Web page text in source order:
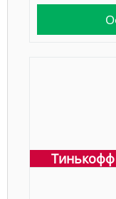
Тинькофф